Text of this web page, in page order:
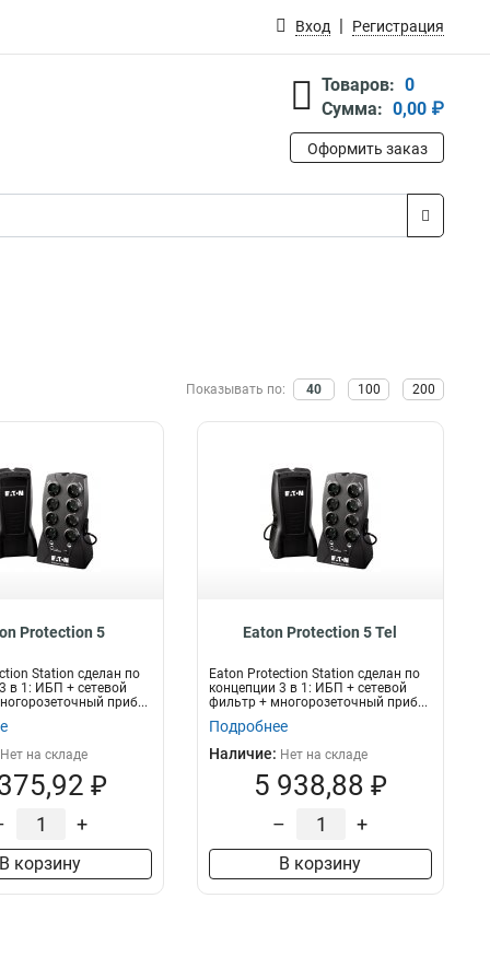
Вход Регистрация
Товаров: 0
Сумма: 0,00 ₽
Оформить заказ
Показывать по: 40 100 200
Protection 5
Station сделан по
в 1: ИБП + сетевой
приб...
Нет на складе
₽
+
В корзину
Eaton Protection 5 Tel
Eaton Protection Station сделан по
концепции 3 в 1: ИБП + сетевой
фильтр + многорозеточный приб...
Подробнее
Наличие: Нет на складе
5 938,88 ₽
– +
В корзину